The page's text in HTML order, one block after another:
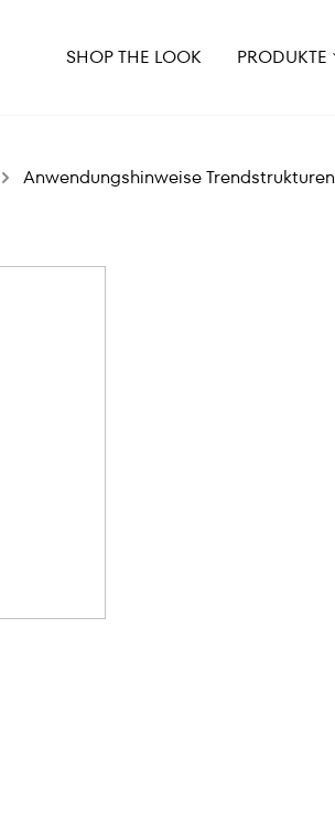
SHOP THE LOOK PRODUKTE
Anwendungshinweise Trendstrukturen